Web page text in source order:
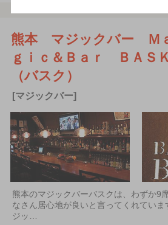
熊本 マジックバー Ｍ
ｇｉｃ＆Ｂａｒ ＢＡＳＫ
（バスク）
[マジックバー]
熊本のマジックバーバスクは、わずか9
なさん居心地が良いと言ってくれてい
ジッ…